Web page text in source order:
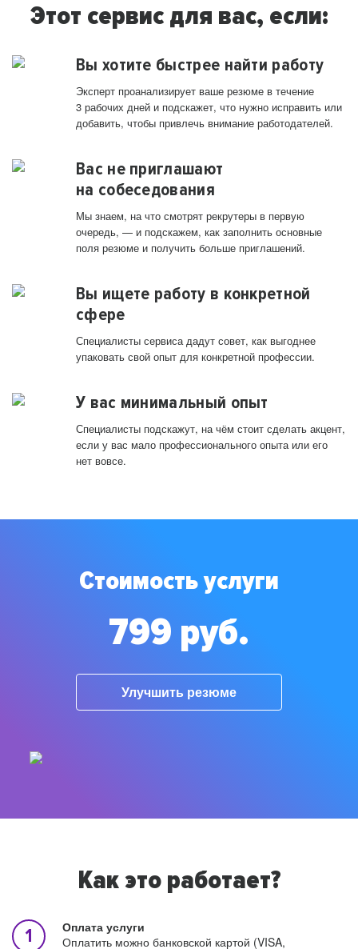
Этот сервис для вас, если:
Вы хотите быстрее найти работу
Эксперт проанализирует ваше резюме в течение
3 рабочих дней и подскажет, что нужно исправить или
добавить, чтобы привлечь внимание работодателей.
Вас не приглашают
на собеседования
Мы знаем, на что смотрят рекрутеры в первую
очередь, — и подскажем, как заполнить основные
поля резюме и получить больше приглашений.
Вы ищете работу в конкретной
сфере
Специалисты сервиса дадут совет, как выгоднее
упаковать свой опыт для конкретной профессии.
У вас минимальный опыт
Специалисты подскажут, на чём стоит сделать акцент,
если у вас мало профессионального опыта или его
нет вовсе.
Стоимость услуги
799 руб.
Улучшить резюме
Как это работает?
Оплата услуги
Оплатить можно банковской картой (VISA,